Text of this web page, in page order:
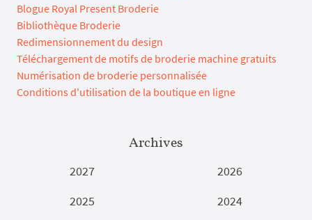
Blogue Royal Present Broderie
Bibliothèque Broderie
Redimensionnement du design
Téléchargement de motifs de broderie machine gratuits
Numérisation de broderie personnalisée
Conditions d'utilisation de la boutique en ligne
Archives
2027
2026
2025
2024